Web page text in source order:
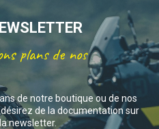
plans de nos
de notre boutique ou de nos
de la documentation sur
newsletter.